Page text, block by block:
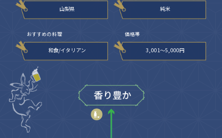
山梨県 純米
おすすめの料理
和食/イタリアン
価格帯
3,001〜5,000円